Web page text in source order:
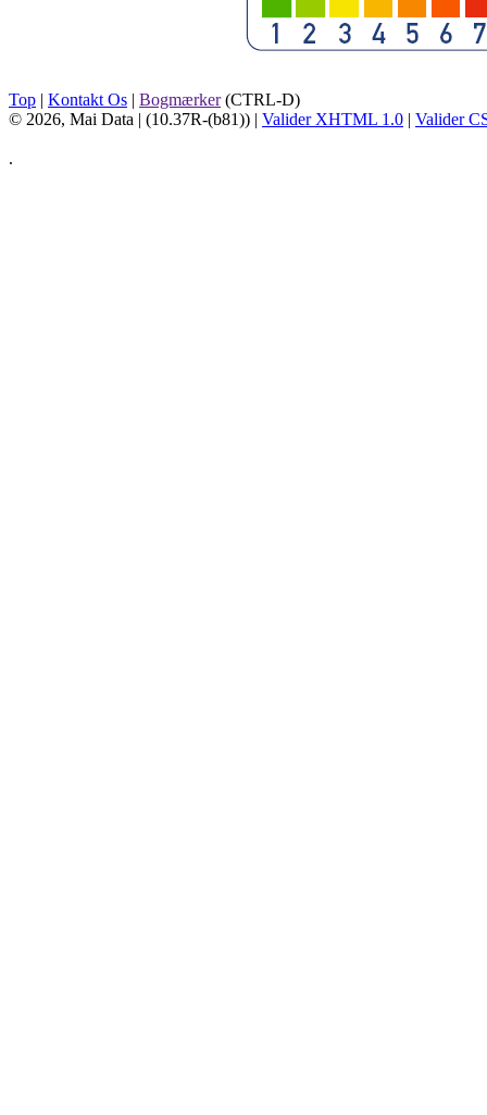
Top | Kontakt Os | Bogmærker(CTRL-D)
© 2026, Mai Data | (10.37R-(b81)) | Valider XHTML 1.0 | Valider
.